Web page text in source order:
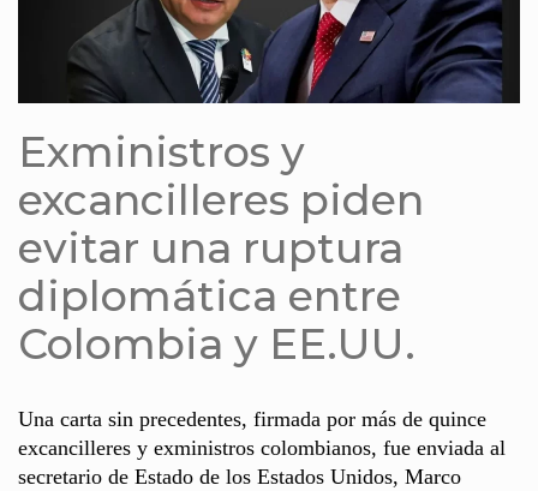
Exministros y
excancilleres piden
evitar una ruptura
diplomática entre
Colombia y EE.UU.
Una carta sin precedentes, firmada por más de quince
excancilleres y exministros colombianos, fue enviada al
secretario de Estado de los Estados Unidos, Marco